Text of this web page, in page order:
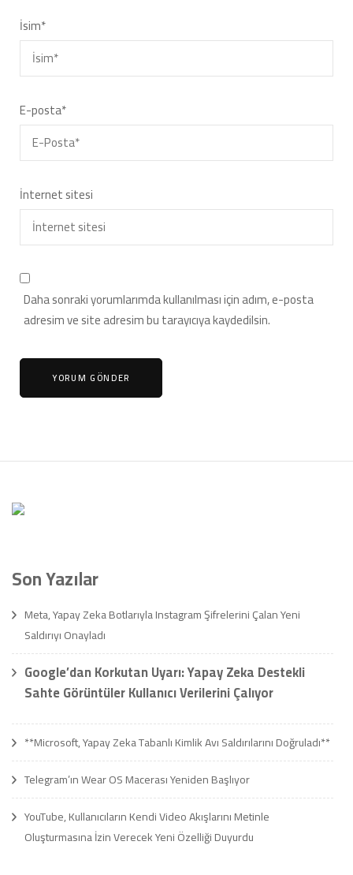
İsim*
E-posta*
İnternet sitesi
Daha sonraki yorumlarımda kullanılması için adım, e-posta
adresim ve site adresim bu tarayıcıya kaydedilsin.
Son Yazılar
Meta, Yapay Zeka Botlarıyla Instagram Şifrelerini Çalan Yeni
Saldırıyı Onayladı
Google’dan Korkutan Uyarı: Yapay Zeka Destekli
Sahte Görüntüler Kullanıcı Verilerini Çalıyor
**Microsoft, Yapay Zeka Tabanlı Kimlik Avı Saldırılarını Doğruladı**
Telegram’ın Wear OS Macerası Yeniden Başlıyor
YouTube, Kullanıcıların Kendi Video Akışlarını Metinle
Oluşturmasına İzin Verecek Yeni Özelliği Duyurdu